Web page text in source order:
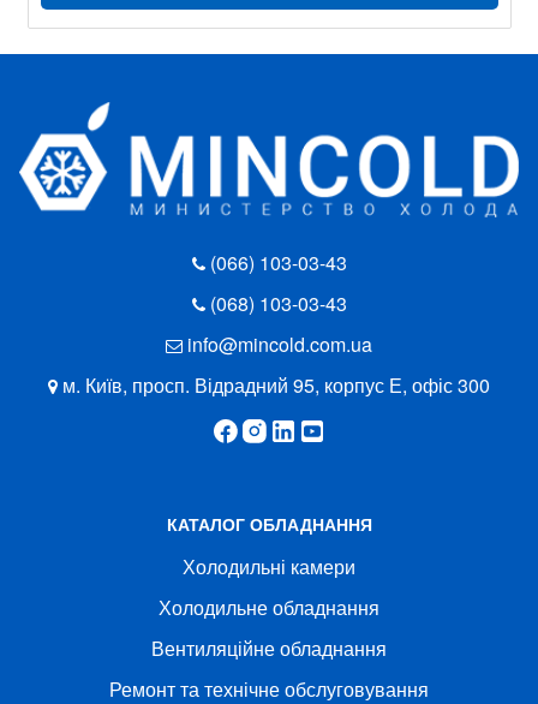
(066) 103-03-43
(068) 103-03-43
info@mincold.com.ua
м. Київ, просп. Відрадний 95, корпус Е, офіс 300
КАТАЛОГ ОБЛАДНАННЯ
Холодильні камери
Холодильне обладнання
Вентиляційне обладнання
Ремонт та технічне обслуговування